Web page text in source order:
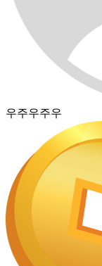
우주우주우